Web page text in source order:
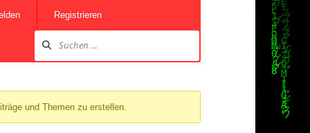
Registrieren
und Themen zu erstellen.